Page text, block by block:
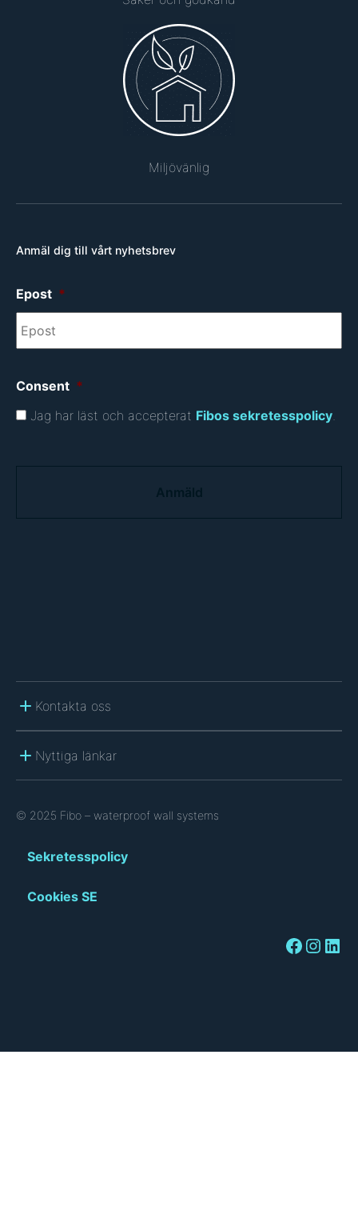
Miljövänlig
Anmäl dig till vårt nyhetsbrev
Epost *
Consent *
Jag har läst och accepterat Fibos sekretesspolicy.
Kontakta oss
Nyttiga länkar
© 2025 Fibo – waterproof wall systems
Sekretesspolicy
Cookies SE
Facebook Instagram LinkedIn